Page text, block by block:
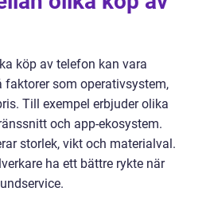
köp av telefon kan vara
faktorer som operativsystem,
Till exempel erbjuder olika
och app-ekosystem.
storlek, vikt och materialval.
ha ett bättre rykte när